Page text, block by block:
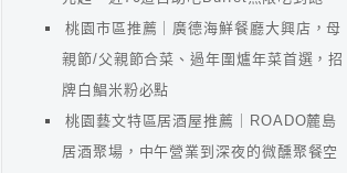
桃園市區推薦｜廣德海鮮餐廳大興店，母
親節/父親節合菜、過年圍爐年菜首選，招
牌白鯧米粉必點
桃園藝文特區居酒屋推薦｜ROADO麓島
居酒聚場，中午營業到深夜的微醺聚餐空